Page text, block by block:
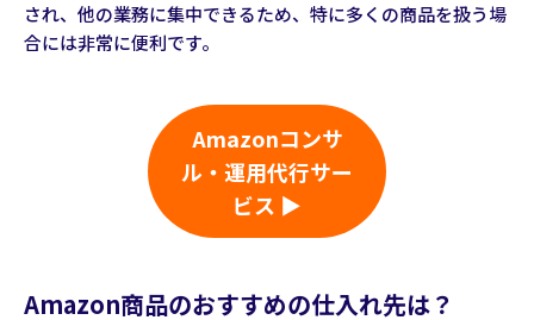
され、他の業務に集中できるため、特に多くの商品を扱う場
合には非常に便利です。
Amazonコンサ
ル・運用代行サー
ビス ▶
Amazon商品のおすすめの仕入れ先は？